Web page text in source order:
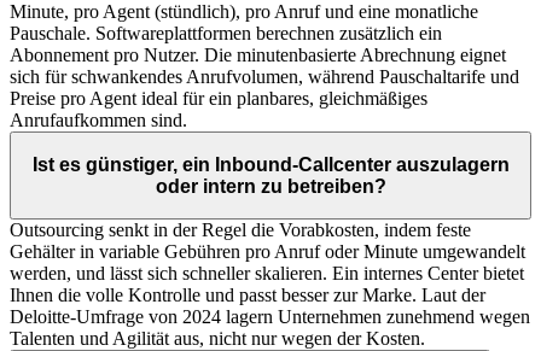
Minute, pro Agent (stündlich), pro Anruf und eine monatliche
Pauschale. Softwareplattformen berechnen zusätzlich ein
Abonnement pro Nutzer. Die minutenbasierte Abrechnung eignet
sich für schwankendes Anrufvolumen, während Pauschaltarife und
Preise pro Agent ideal für ein planbares, gleichmäßiges
Anrufaufkommen sind.
Ist es günstiger, ein Inbound-Callcenter auszulagern
oder intern zu betreiben?
Outsourcing senkt in der Regel die Vorabkosten, indem feste
Gehälter in variable Gebühren pro Anruf oder Minute umgewandelt
werden, und lässt sich schneller skalieren. Ein internes Center bietet
Ihnen die volle Kontrolle und passt besser zur Marke. Laut der
Deloitte-Umfrage von 2024 lagern Unternehmen zunehmend wegen
Talenten und Agilität aus, nicht nur wegen der Kosten.